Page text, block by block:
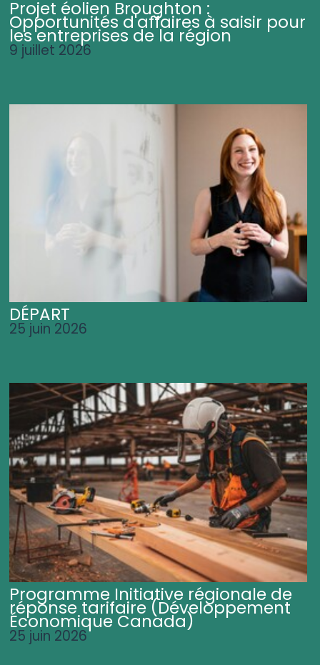
Projet éolien Broughton :
Opportunités d'affaires à saisir pour
les entreprises de la région
9 juillet 2026
DÉPART
25 juin 2026
Programme Initiative régionale de
réponse tarifaire (Développement
Économique Canada)
25 juin 2026